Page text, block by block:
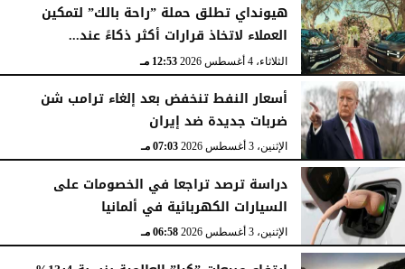
هيونداي تطلق حملة ”راحة بالك” لتمكين
العملاء لاتخاذ قرارات أكثر ذكاءً عند...
الثلاثاء، 4 أغسطس 2026 12:53 مـ
أسعار النفط تنخفض بعد إلغاء ترامب شن
ضربات جديدة ضد إيران
الإثنين، 3 أغسطس 2026 07:03 مـ
دراسة ترصد تراجعا في الخصومات على
السيارات الكهربائية في ألمانيا
الإثنين، 3 أغسطس 2026 06:58 مـ